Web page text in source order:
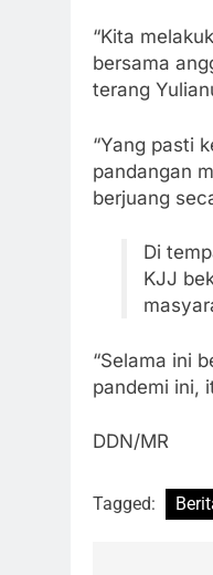
“Kita
bersama
terang
“Yang pasti
pandangan
berjuang
Di
KJJ
“Selama ini
pandemi ini,
DDN/MR
Tagged: